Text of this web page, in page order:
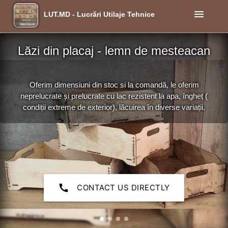
LUT.MD - Lucrări Utilaje Tehnice menu
call CONTACT US DIRECTLY
Lăzi din placaj - lemn de mesteacan
Oferim dimensiuni din stoc si la comandă, le oferim
neprelucrate și prelucrate cu lac rezistent la apa, îngheț (
condiții extreme de exterior), lăcuirea în diverse variații.